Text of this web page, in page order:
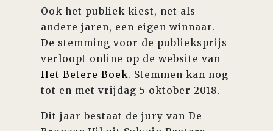
Ook het publiek kiest, net als
andere jaren, een eigen winnaar.
De stemming voor de publieksprijs
verloopt online op de website van
Het Betere Boek. Stemmen kan nog
tot en met vrijdag 5 oktober 2018.
Dit jaar bestaat de jury van De